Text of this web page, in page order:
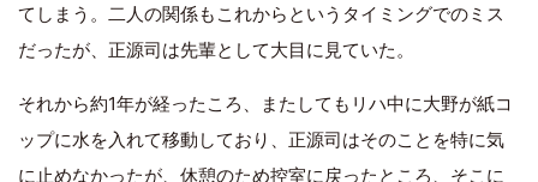
てしまう。二人の関係もこれからというタイミングでのミス
だったが、正源司は先輩として大目に見ていた。
それから約1年が経ったころ、またしてもリハ中に大野が紙コ
ップに水を入れて移動しており、正源司はそのことを特に気
に止めなかったが、休憩のため控室に戻ったところ、そこに